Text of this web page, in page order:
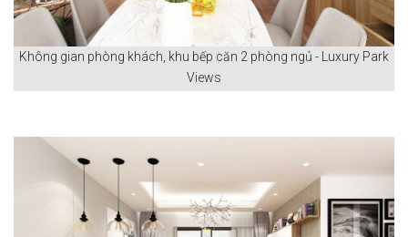
Không gian phòng khách, khu bếp căn 2 phòng ngủ - Luxury Park
Views